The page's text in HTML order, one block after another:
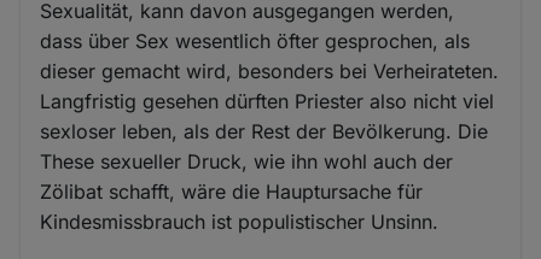
Sexualität, kann davon ausgegangen werden,
dass über Sex wesentlich öfter gesprochen, als
dieser gemacht wird, besonders bei Verheirateten.
Langfristig gesehen dürften Priester also nicht viel
sexloser leben, als der Rest der Bevölkerung. Die
These sexueller Druck, wie ihn wohl auch der
Zölibat schafft, wäre die Hauptursache für
Kindesmissbrauch ist populistischer Unsinn.